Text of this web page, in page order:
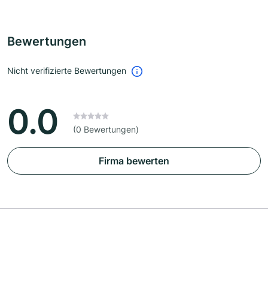
Bewertungen
Nicht verifizierte Bewertungen
0.0 (0 Bewertungen)
Firma bewerten